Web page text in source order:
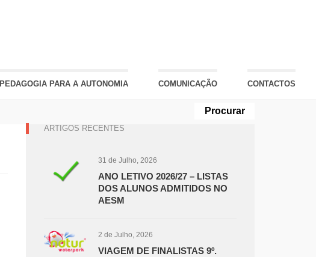
PEDAGOGIA PARA A AUTONOMIA COMUNICAÇÃO CONTACTOS
ARTIGOS RECENTES
31 de Julho, 2026
ANO LETIVO 2026/27 – LISTAS
DOS ALUNOS ADMITIDOS NO
AESM
2 de Julho, 2026
VIAGEM DE FINALISTAS 9º.